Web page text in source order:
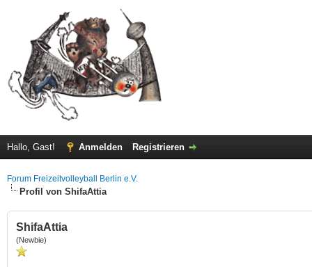
Hallo, Gast! Anmelden Registrieren
Forum Freizeitvolleyball Berlin e.V.
Profil von ShifaAttia
ShifaAttia
(Newbie)